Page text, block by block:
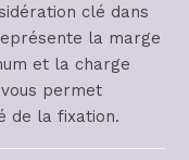
clé dans
la marge
et la charge
permet
de la fixation.